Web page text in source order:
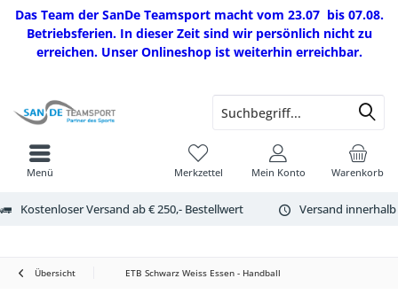
Das Team der SanDe Teamsport macht vom 23.07 bis 07.08.
Betriebsferien. In dieser Zeit sind wir persönlich nicht zu
erreichen. Unser Onlineshop ist weiterhin erreichbar.
Kostenloser Versand ab € 250,- Bestellwert Versand
Warenkorb
Merkzettel Mein Konto
Menü
Übersicht ETB Schwarz Weiss Essen - Handball